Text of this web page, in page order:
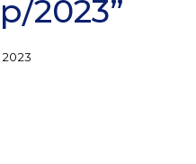
2023”